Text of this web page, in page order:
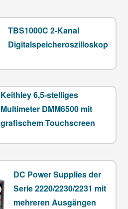
TBS1000C 2-Kanal
Digitalspeicheroszilloskop
Keithley 6,5-stelliges
Multimeter DMM6500 mit
grafischem Touchscreen
DC Power Supplies der
Serie 2220/2230/2231 mit
mehreren Ausgängen